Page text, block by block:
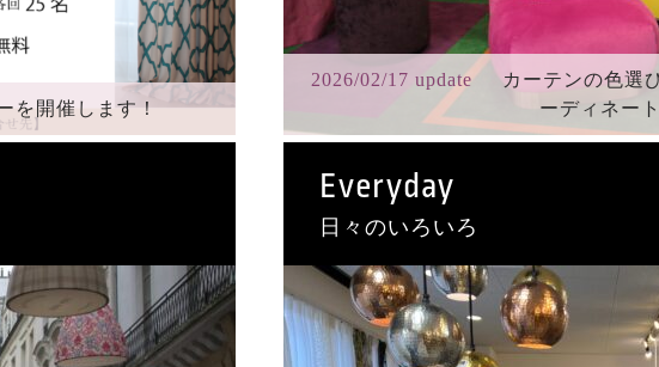
を開催します！
2026/02/17 update
カーテンの色選
ーディネー
Everyday
日々のいろいろ